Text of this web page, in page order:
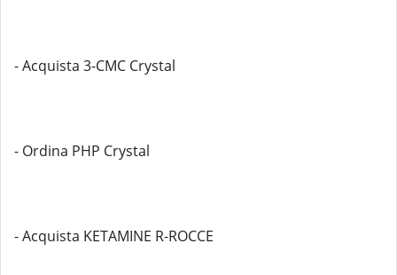
- Acquista 3-CMC Crystal
- Ordina PHP Crystal
- Acquista KETAMINE R-ROCCE